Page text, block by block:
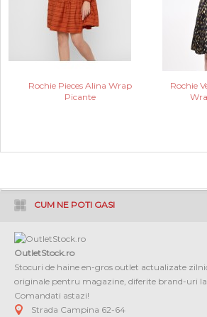
Rochie Pieces Alina Wrap
Picante
Rochie
CUM NE POTI GASI
OutletStock.ro
Stocuri de haine en-gros outlet actualizate
originale pentru magazine, diferite brand-uri
Comandati astazi!
Strada Campina 62-64